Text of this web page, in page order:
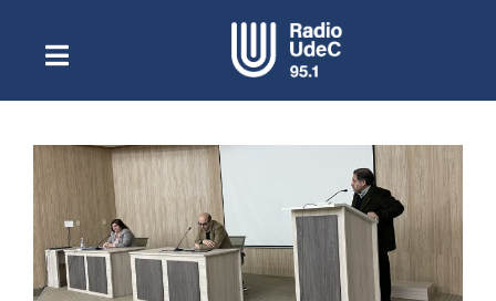
contenidoToggle
NavigationEscuchar Radio UdeC en vivo
Quiénes Somos
Programación
Podcast
Noticias